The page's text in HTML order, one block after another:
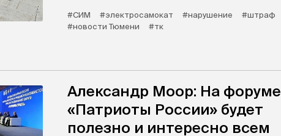
#СИМ #электросамокат #нарушение #штраф
#новости Тюмени
#тк
Александр Моор: На форуме
«Патриоты России» будет
полезно и интересно всем